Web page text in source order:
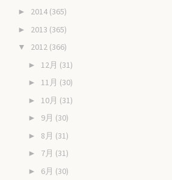
► 2014 (365)
► 2013 (365)
▼ 2012 (366)
► 12月 (31)
► 11月 (30)
► 10月 (31)
► 9月 (30)
► 8月 (31)
► 7月 (31)
► 6月 (30)